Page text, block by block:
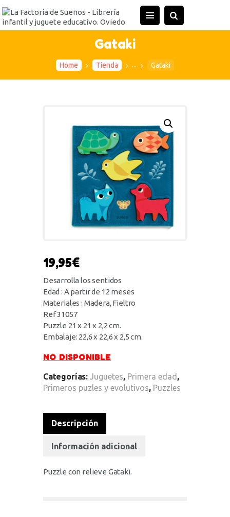
Gataki
Home Tienda ... Gataki
INICIO
ACTIVIDADES
19,95€
Desarrolla los sentidos
Edad : A partir de 12 meses
Materiales : Madera, Fieltro
Ref 31057
Puzzle 21 x 21 x 2,2 cm.
Embalaje: 22,6 x 22,6 x 2,5 cm.
NO DISPONIBLE
Categorías: Juguetes, Primera edad ,
Primeros puzles y evolutivos, Puzzles
Descripción
Información adicional
Puzzle con relieve Gataki.